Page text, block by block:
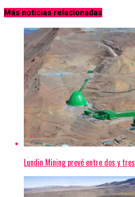
Más noticias relacionadas
Lundin Mining prevé entre dos y